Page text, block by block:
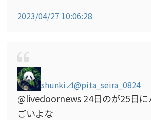
2023/04/27 10:06:28
shunki⊿@pita_seira_0824
@livedoornews 24日のが25日
ごいよな